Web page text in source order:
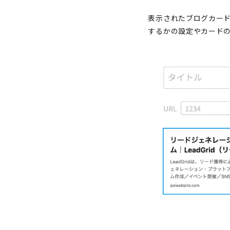
表示されたブログカー
するかの設定やカード